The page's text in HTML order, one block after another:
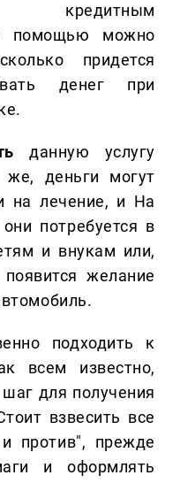
кредитным
помощью можно
придется
денег при
данную услугу
же, деньги могут
на лечение, и На
потребуется в
и внукам или,
желание
подходить к
всем известно,
для получения
взвесить все
против", прежде
и оформлять